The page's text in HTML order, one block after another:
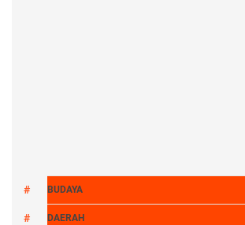
BUDAYA
DAERAH